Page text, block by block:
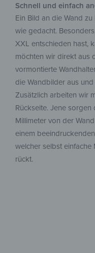
Schnell und einfach
Ein Bild an die Wand
wie gedacht.
XXL entschieden hast,
möchten wir direkt aus
vormontierte
die Wandbilder aus
Zusätzlich arbeiten wir
Rückseite. Jene
Millimeter von der
einem
welcher selbst
rückt.